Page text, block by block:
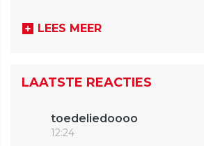
LEES MEER
LAATSTE REACTIES
toedeliedoooo
12:24